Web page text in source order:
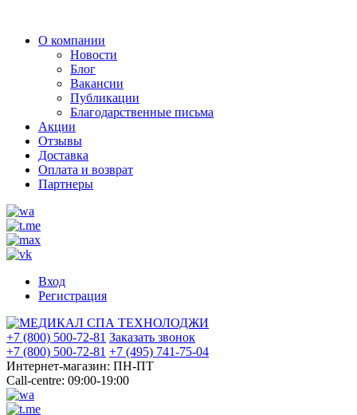
О компании
Новости
Блог
Вакансии
Публикации
Благодарственные письма
Акции
Отзывы
Доставка
Оплата и возврат
Партнеры
Вход
Регистрация
+7 (800) 500-72-81 Заказать звонок
+7 (800) 500-72-81 +7 (495) 741-75-04
Интернет-магазин: ПН-ПТ
Call-centre: 09:00-19:00